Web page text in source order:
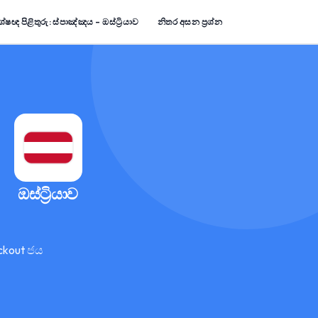
පිළිතුරු: ස්පාඤ්ඤය – ඔස්ට්‍රියාව නිතර අසන ප්‍රශ්න
ඔස්ට්‍රියාව
ජය